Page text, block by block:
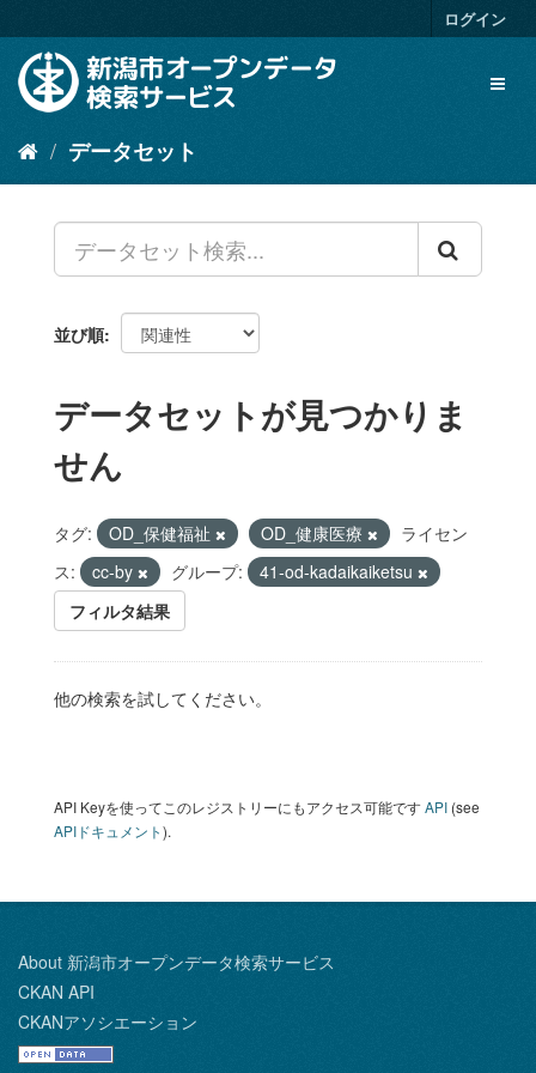
キ
容
ログイン
データセット
並び順
データセットが見つかりま
せん
タグ: OD_保健福祉 OD_健康医療
ライセン
ス:
cc-by グループ:
41-od-kadaikaiketsu
フィルタ結果
他の検索を試してください。
API Keyを使ってこのレジストリーにもアクセス可能ですAPI (see
APIドキュメント).
About 新潟市オープンデータ検索サービス
CKAN API
CKANアソシエーション